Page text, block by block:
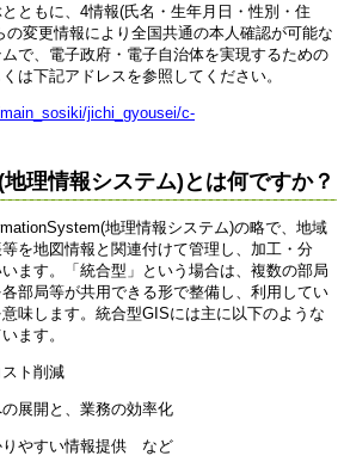
ともに、4情報(氏名・生年月日・性別・住
の変更情報により全国共通の本人確認が可能な
で、電子政府・電子自治体を実現するための
は下記アドレスを参照してください。
jichi_gyousei/c-
理情報システム)とは何ですか？
地理情報システム)の略で、地域
を地図情報と関連付けて管理し、加工・分
ます。「統合型」という場合は、複数の部局
部局等が共用できる形で整備し、利用してい
味します。統合型GISには主に以下のような
ます。
ト削減
展開と、業務の効率化
やすい情報提供 など